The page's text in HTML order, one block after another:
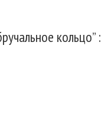
кольцо” :